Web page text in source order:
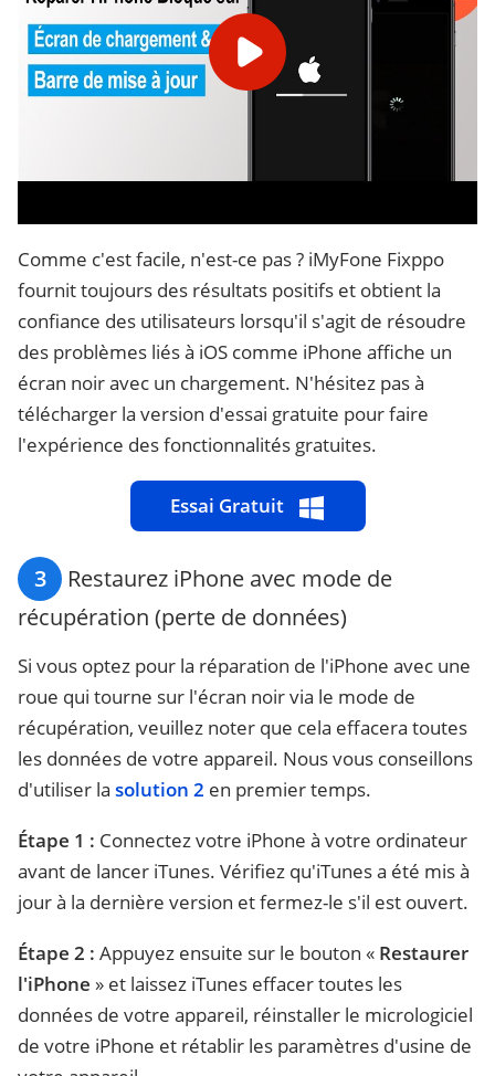
Comme c'est facile, n'est-ce pas ? iMyFone Fixppo
fournit toujours des résultats positifs et obtient la
confiance des utilisateurs lorsqu'il s'agit de résoudre
des problèmes liés à iOS comme iPhone affiche un
écran noir avec un chargement. N'hésitez pas à
télécharger la version d'essai gratuite pour faire
l'expérience des fonctionnalités gratuites.
Essai Gratuit
3
Restaurez iPhone avec mode de
récupération (perte de données)
Si vous optez pour la réparation de l'iPhone avec une
roue qui tourne sur l'écran noir via le mode de
récupération, veuillez noter que cela effacera toutes
les données de votre appareil. Nous vous conseillons
d'utiliser la solution 2 en premier temps.
Étape 1 : Connectez votre iPhone à votre ordinateur
avant de lancer iTunes. Vérifiez qu'iTunes a été mis à
jour à la dernière version et fermez-le s'il est ouvert.
Étape 2 : Appuyez ensuite sur le bouton « Restaurer
l'iPhone » et laissez iTunes effacer toutes les
données de votre appareil, réinstaller le micrologiciel
de votre iPhone et rétablir les paramètres d'usine de